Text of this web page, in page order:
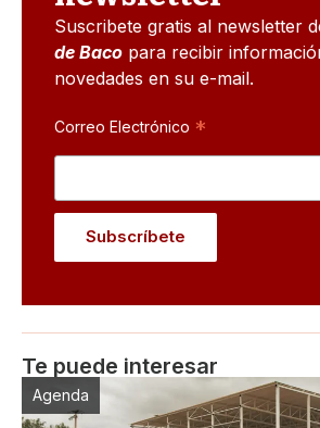
Suscribete gratis al newsletter
de Baco para recibir
novedades en su e-mail.
Correo Electrónico *
Te puede interesar
Agenda